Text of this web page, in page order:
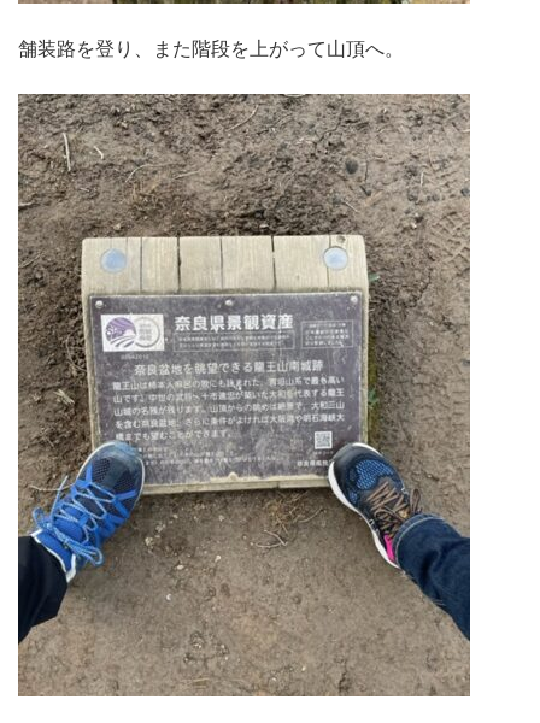
舗装路を登り、また階段を上がって山頂へ。